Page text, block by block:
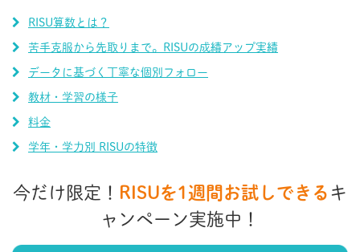
RISU算数とは？
苦手克服から先取りまで。RISUの成績アップ実績
データに基づく丁寧な個別フォロー
教材・学習の様子
料金
学年・学力別 RISUの特徴
今だけ限定！ RISUを1週間お試しできる キ
ャンペーン実施中！